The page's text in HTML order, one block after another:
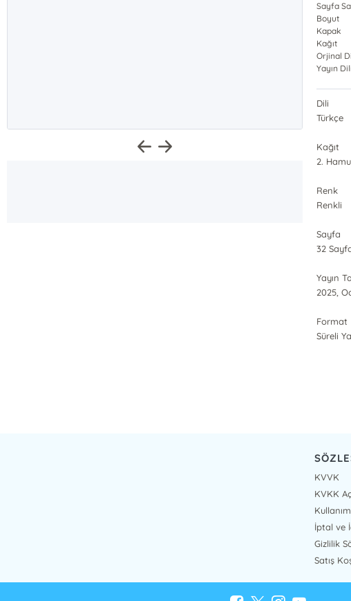
Sayfa
Boyut
Kapak
Kağıt
Orjinal
Yayın Dili
Dili
Türkçe
Kağıt
2.
Renk
Renkli
Sayfa
32
Yayın
2025,
Format
Süreli
KVVK
KVKK
İptal ve
Gizlilik
Satış